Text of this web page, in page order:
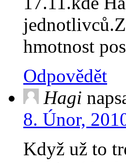
hmotnost
Odpovědět
Hagi
8. Únor,
Když už to